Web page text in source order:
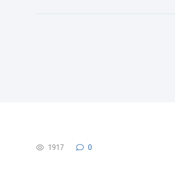
1917 0